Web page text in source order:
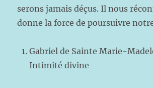
serons jamais déçus. Il nous
donne la force de poursuivre
Gabriel de Sainte Marie-
Intimité divine